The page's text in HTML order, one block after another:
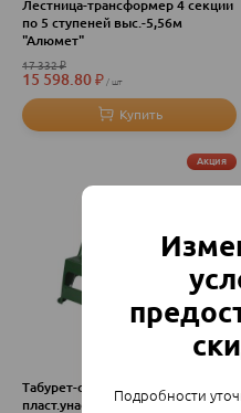
Лестница-трансформер 4 секции
по 5 ступеней выс.-5,56м
"Алюмет"
17 332₽
15 598.80₽ шт
Акция
Табурет-стремянка
пласт.унас/247404
Подробности